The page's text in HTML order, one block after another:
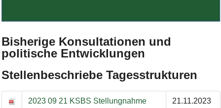
Bisherige Konsultationen und
politische Entwicklungen
Stellenbeschriebe Tagesstrukturen
2023 09 21 KSBS Stellungnahme
21.11.2023